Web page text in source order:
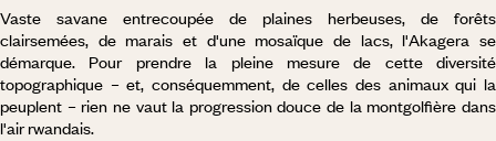
Vaste savane entrecoupée de plaines herbeuses, de forêts
clairsemées, de marais et d'une mosaïque de lacs, l'Akagera se
démarque. Pour prendre la pleine mesure de cette diversité
topographique – et, conséquemment, de celles des animaux qui la
peuplent – rien ne vaut la progression douce de la montgolfière dans
l'air rwandais.